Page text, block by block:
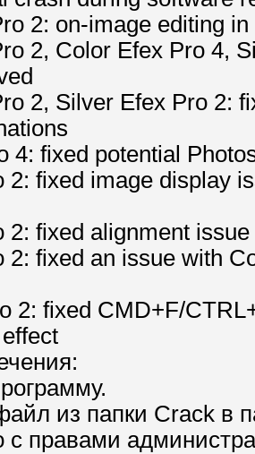
2: on-image editing
2, Color Efex Pro 4,
2, Silver Efex Pro 2:
4: fixed potential
2: fixed image display
2: fixed alignment
2: fixed an issue with
2: fixed CMD+F/
из папки Crack в
с правами